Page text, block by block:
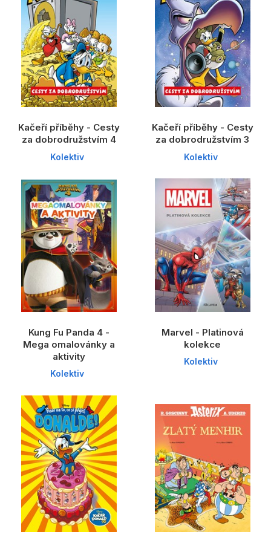
Kačeří příběhy - Cesty
za dobrodružstvím 4
Kolektiv
Kačeří příběhy - Cesty
za dobrodružstvím 3
Kolektiv
Kung Fu Panda 4 -
Mega omalovánky a
aktivity
Kolektiv
Marvel - Platinová
kolekce
Kolektiv